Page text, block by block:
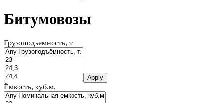
Битумовозы
Грузоподъемность, т.
Apply
Ёмкость, куб.м.